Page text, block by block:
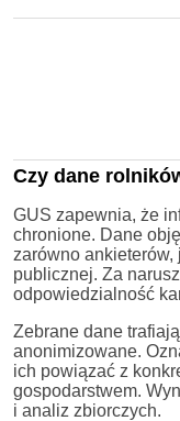
Czy dane
GUS zapewnia, że
chronione. Dane
zarówno
publicznej. Za
odpowiedzialność
Zebrane dane
anonimizowane.
ich powiązać z
gospodarstwem.
i analiz zbiorczych.